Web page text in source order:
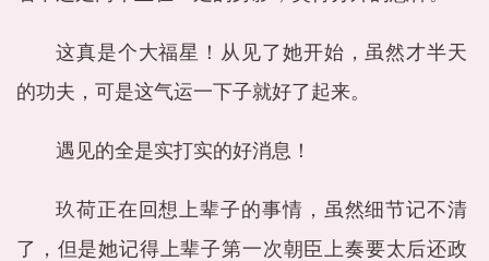
这真是个大福星！从见了她开始，虽然才半天
的功夫，可是这气运一下子就好了起来。
遇见的全是实打实的好消息！
玖荷正在回想上辈子的事情，虽然细节记不清
了，但是她记得上辈子第一次朝臣上奏要太后还政